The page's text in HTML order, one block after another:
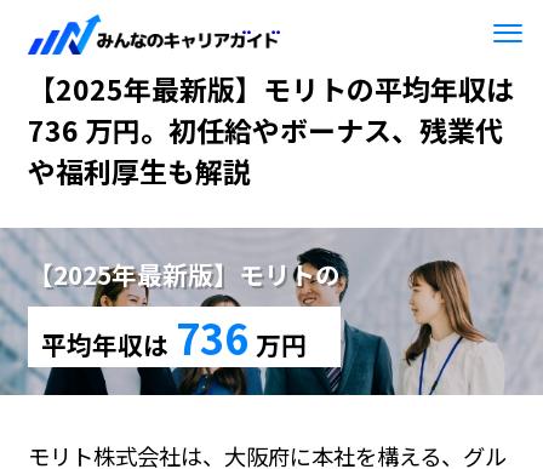
HOME 【2025年最新版】モリト
【2025年最新版】モリトの平均年収は
736 万円。初任給やボーナス、残業代
や福利厚生も解説
【2025年最新版】モリトの
平均年収は 736 万円
モリト株式会社は、大阪府に本社を構える、グル